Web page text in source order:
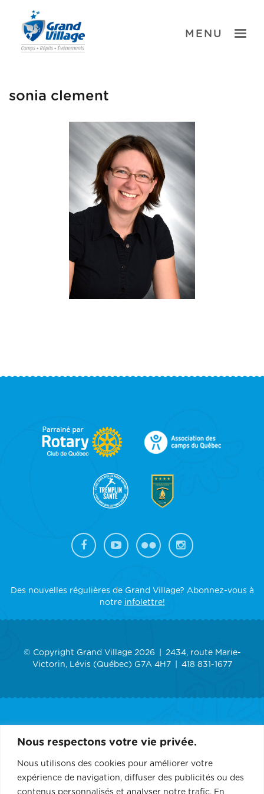
Nous respectons votre vie privée.
Nous utilisons des cookies pour améliorer votre
expérience de navigation, diffuser des publicités ou des
contenus personnalisés et analyser notre trafic. En
content
TOGGLE
MENU
sonia clement
FOOTER
SIDEBAR
Des nouvelles régulières de Grand Village? Abonnez-vous à
notre infolettre!
© Copyright Grand Village 2026
2434, route Marie-
Victorin, Lévis (Québec) G7A 4H7
418 831-1677
GRAND VILLAGE
SERVICES